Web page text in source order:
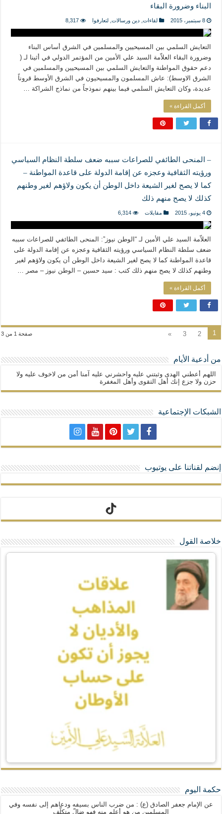
البناء وضرورة البقاء
8 سبتمبر، 2015 لقاءات, دين ورسالات, لتعارفوا 8,317
التعايش السلمي بين المسيحيين والمسلمين في الشرق أساس البناء
وضرورة البقاء العلاّمة السيد علي الأمين من المؤتمر الدولي في أثينا لـ (
دعم حقوق المواطنة والتعايش السلمي بين المسيحيين والمسلمين في
الشرق الاوسط): عاش المسلمون والمسيحيون في الشرق الأوسط قروناً
عديدة، وكان التعايش السلمي فيما بينهم نموذجاً من نماذج الشراكة …
أكمل القراءة »
– المنحى الطائفي للصراعات سببه ضعف سلطة النظام السياسي
ورؤيته الثقافية وعجزه عن إقامة الدولة على قاعدة المواطنة –
كما لا يصح لغير الشيعة داخل الوطن أن يكون ولاؤهم لغير وطنهم
كذلك لا يصح منهم ذلك
4 يونيو، 2015 مقابلات 6,314
العلاّمة السيد علي الأمين لـ “الوطن نيوز”: المنحى الطائفي للصراعات سببه
ضعف سلطة النظام السياسي ورؤيته الثقافية وعجزه عن إقامة الدولة على
قاعدة المواطنة كما لا يصح لغير الشيعة داخل الوطن أن يكون ولاؤهم لغير
وطنهم كذلك لا يصح منهم ذلك كتب : سيد حسين – الوطن نيوز – مصر …
أكمل القراءة »
صفحة 1 من 3 1
2
3
»
من أدعية الأيام
اللهم أعطني الهدى وثبتني عليه واحشرني عليه آمنا أمن من لاخوف عليه ولا
حزن ولا جزع إنك أهل التقوى وأهل المغفرة
الشبكات الإجتماعية
إنضم لقناتنا على يوتيوب
تيك توك
خلاصة القول
حكمة اليوم
عن الإمام جعفر الصادق (ع) : من ضرب الناس بسيفه ودعاهم إلى نفسه وفي
المسلمين من هو أعلم منه فهو ضالّ متكلّف